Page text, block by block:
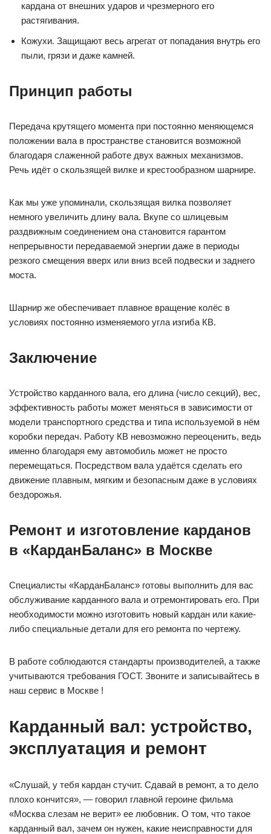
кардана от внешних ударов и чрезмерного его
растягивания.
Кожухи. Защищают весь агрегат от попадания внутрь его
пыли, грязи и даже камней.
Принцип работы
Передача крутящего момента при постоянно меняющемся
положении вала в пространстве становится возможной
благодаря слаженной работе двух важных механизмов.
Речь идёт о скользящей вилке и крестообразном шарнире.
Как мы уже упоминали, скользящая вилка позволяет
немного увеличить длину вала. Вкупе со шлицевым
раздвижным соединением она становится гарантом
непрерывности передаваемой энергии даже в периоды
резкого смещения вверх или вниз всей подвески и заднего
моста.
Шарнир же обеспечивает плавное вращение колёс в
условиях постоянно изменяемого угла изгиба КВ.
Заключение
Устройство карданного вала, его длина (число секций), вес,
эффективность работы может меняться в зависимости от
модели транспортного средства и типа используемой в нём
коробки передач. Работу КВ невозможно переоценить, ведь
именно благодаря ему автомобиль может не просто
перемещаться. Посредством вала удаётся сделать его
движение плавным, мягким и безопасным даже в условиях
бездорожья.
Ремонт и изготовление карданов
в «КарданБаланс» в Москве
Специалисты «КарданБаланс» готовы выполнить для вас
обслуживание карданного вала и отремонтировать его. При
необходимости можно изготовить новый кардан или какие-
либо специальные детали для его ремонта по чертежу.
В работе соблюдаются стандарты производителей, а также
учитываются требования ГОСТ. Звоните и записывайтесь в
наш сервис в Москве !
Карданный вал: устройство,
эксплуатация и ремонт
«Слушай, у тебя кардан стучит. Сдавай в ремонт, а то дело
плохо кончится», — говорил главной героине фильма
«Москва слезам не верит» ее любовник. О том, что такое
карданный вал, зачем он нужен, какие неисправности для